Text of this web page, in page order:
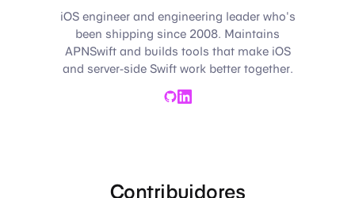
iOS engineer and engineering leader who's
been shipping since 2008. Maintains
APNSwift and builds tools that make iOS
and server-side Swift work better together.
GitHub
LinkedIn
Contribuidores